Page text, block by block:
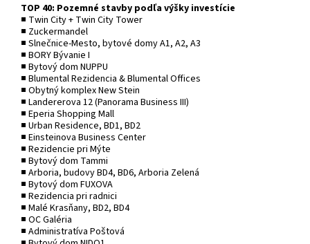
TOP 40: Pozemné stavby podľa výšky investície
■ Twin City + Twin City Tower
■ Zuckermandel
■ Slnečnice-Mesto, bytové domy A1, A2, A3
■ BORY Bývanie I
■ Bytový dom NUPPU
■ Blumental Rezidencia & Blumental Offices
■ Obytný komplex New Stein
■ Landererova 12 (Panorama Business III)
■ Eperia Shopping Mall
■ Urban Residence, BD1, BD2
■ Einsteinova Business Center
■ Rezidencie pri Mýte
■ Bytový dom Tammi
■ Arboria, budovy BD4, BD6, Arboria Zelená
■ Bytový dom FUXOVA
■ Rezidencia pri radnici
■ Malé Krasňany, BD2, BD4
■ OC Galéria
■ Administratíva Poštová